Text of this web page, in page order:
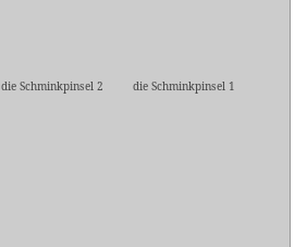
die Schminkpinsel 2 die Schminkpinsel 1